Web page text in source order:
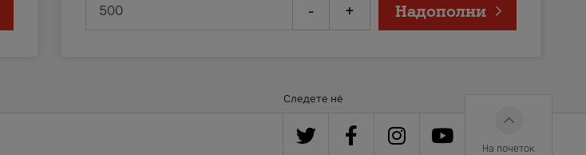
- + Надополни
Следете нè
На почеток